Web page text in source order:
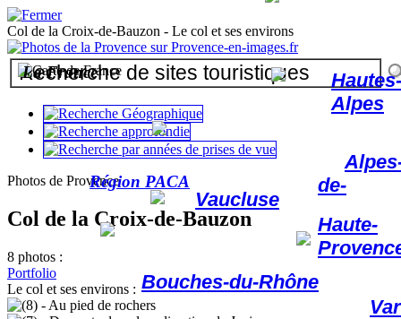
Col de la Croix-de-Bauzon - Le col et ses environs
Photos de Provence
Col de la Croix-de-Bauzon
8 photos :
Portfolio
Le col et ses environs :
La France
Région PACA
Bouches-du-Rhône
Vaucluse
Var
de-
Haute-
Hautes-
Alpes